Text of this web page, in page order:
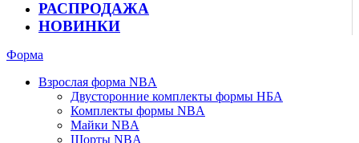
РАСПРОДАЖА
НОВИНКИ
Форма
Взрослая форма NBA
Двусторонние комплекты формы НБА
Комплекты формы NBA
Майки NBA
Шорты NBA